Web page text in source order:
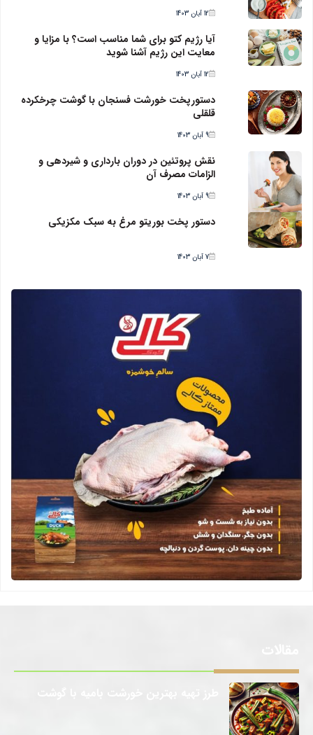
12 آبان 1403
آیا رژیم کتو برای شما مناسب است؟ با مزایا و
معایت این رژیم آشنا شوید
12 آبان 1403
دستورپخت خورشت فسنجان با گوشت چرخکرده
قلقلی
9 آبان 1403
نقش پروتئین در دوران بارداری و شیردهی و
الزامات مصرف آن
9 آبان 1403
دستور پخت بوریتو مرغ به سبک مکزیکی
7 آبان 1403